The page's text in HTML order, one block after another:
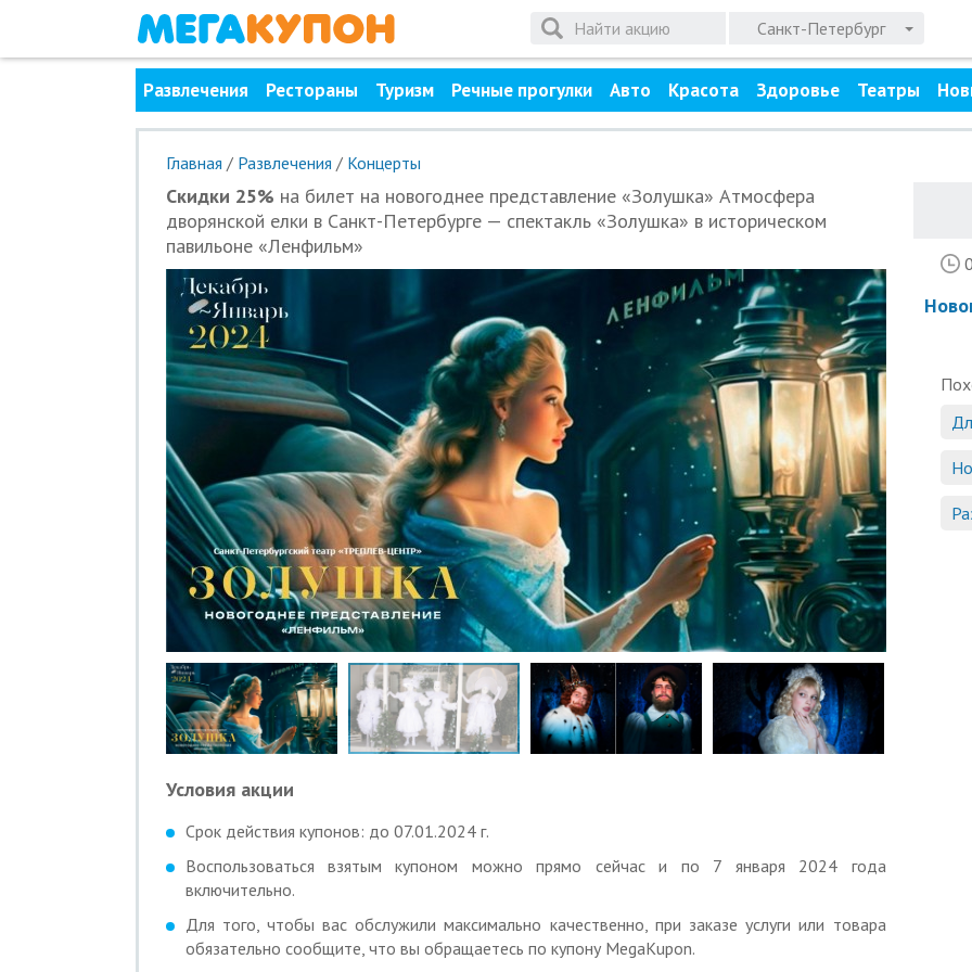
Санкт-Петербург
Развлечения Рестораны Туризм Речные прогулки Авто Красота Здоровье Театры
Главная / Развлечения / Концерты
Скидки 25% на билет на новогоднее представление «Золушка» Атмосфера
дворянской елки в Санкт-Петербурге — спектакль «Золушка» в историческом
павильоне «Ленфильм»
Условия акции
Срок действия купонов: до 07.01.2024 г.
Воспользоваться взятым купоном можно прямо сейчас и по 7 января 2024 года
включительно.
Для того, чтобы вас обслужили максимально качественно, при заказе услуги или товара
обязательно сообщите, что вы обращаетесь по купону MegaKupon.